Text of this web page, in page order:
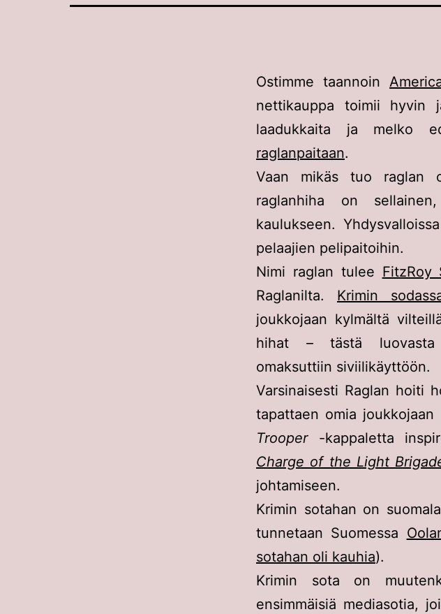
Ostimme taannoin
nettikauppa toimii hyvin
laadukkaita ja melko
raglanpaitaan.
Vaan mikäs tuo raglan
raglanhiha on
kaulukseen.
pelaajien pelipaitoihin.
Nimi raglan tulee FitzRoy
Raglanilta. Krimin
joukkojaan kylmältä
hihat – tästä luovasta
omaksuttiin siviilikäyttöön.
Varsinaisesti Raglan hoiti
tapattaen omia
Trooper-kappaletta
Charge of the Light
johtamiseen.
Krimin sotahan on
tunnetaan Suomessa
sotahan oli kauhia).
Krimin sota on
ensimmäisiä mediasotia,